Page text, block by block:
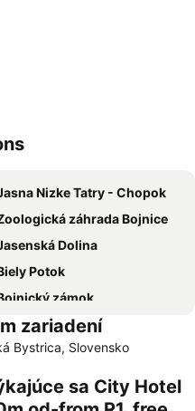
Nizke Tatry - Chopok
záhrada Bojnice
Dolina
Potok
zámok
Nízke Tatry – Chopok
Krahule Center
Liptov
mesto Banská Štiavnica a technické pamiatky v jeho okolí
zariadení
Bystrica, Slovensko
sa City Hotel